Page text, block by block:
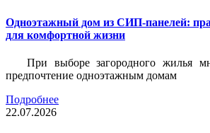
Одноэтажный дом из СИП-панелей:
для комфортной жизни
При выборе загородного жилья
предпочтение одноэтажным домам
Подробнее
22.07.2026